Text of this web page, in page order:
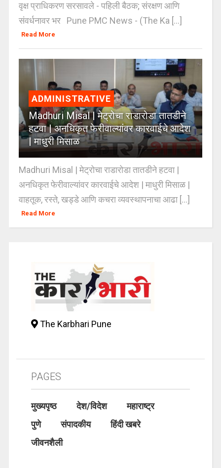
वृक्ष प्राधिकरण सरसावले - पहिली बैठक; संरक्षण आणि
संवर्धनावर भर Pune PMC News - (The Ka [...]
Read More
ADMINISTRATIVE
Madhuri Misal | मेट्रोचा राडारोडा तातडीने
हटवा | अनधिकृत फेरीवाल्यांवर कारवाईचे आदेश
| माधुरी मिसाळ
Madhuri Misal | मेट्रोचा राडारोडा तातडीने हटवा |
अनधिकृत फेरीवाल्यांवर कारवाईचे आदेश | माधुरी मिसाळ |
वाहतूक, रस्ते, खड्डे आणि कचरा व्यवस्थापनाचा आढा [...]
Read More
The Karbhari Pune
PAGES
मुख्यपृष्ठ देश/विदेश
महाराष्ट्र
पुणे
संपादकीय
हिंदी खबरे
जीवनशैली